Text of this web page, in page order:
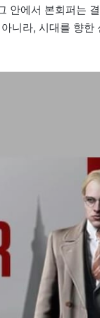
안에서 본회퍼는
니라, 시대를 향